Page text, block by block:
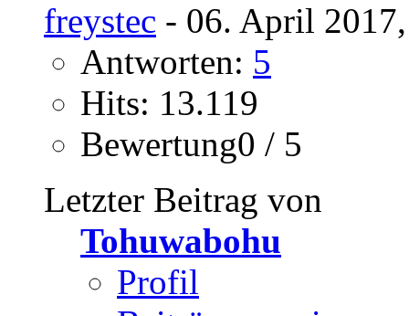
freystec - 06. April
Antworten: 5
Hits: 13.119
Bewertung0 / 5
Letzter Beitrag von
Tohuwabohu
Profil